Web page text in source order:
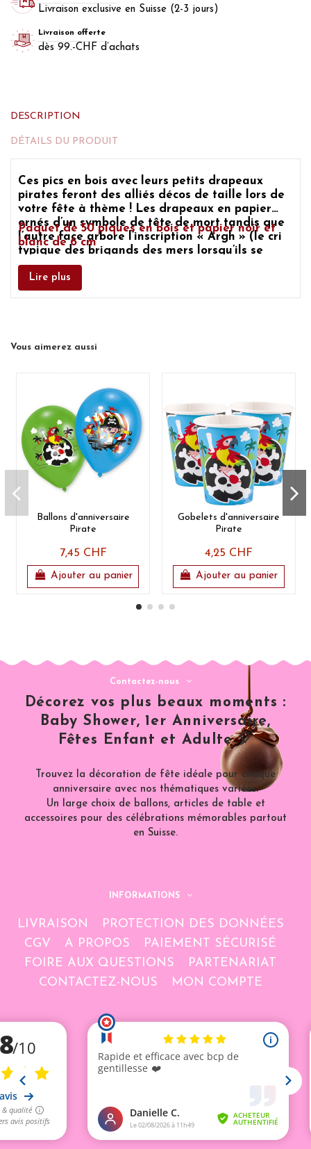
Livraison exclusive en Suisse (2-3 jours)
Livraison offerte
dès 99.-CHF d’achats
DESCRIPTION
DÉTAILS DU PRODUIT
Ces pics en bois avec leurs petits drapeaux
pirates feront des alliés décos de taille lors de
votre fête à thème ! Les drapeaux en papier
ornés d’un symbole de tête de mort tandis que
l’autre face arbore l’inscription « Argh » (le cri
typique des brigands des mers lorsqu’ils se
livrent bataille). Habillez
d'anniversaire ou votre soirée spéciale sur le
Thème Pirate
Paquet de 50 piques en bois et papier noir et
blanc de 6 cm
Lire plus
Vous aimerez aussi
Ballons d'anniversaire
Pirate
7,45 CHF
Ajouter au panier
Gobelets d'anniversaire
Pirate
4,25 CHF
Ajouter au panier
Contactez-nous
Décorez vos plus beaux moments :
Baby Shower, 1er Anniversaire,
Fêtes Enfant et Adulte 🎈
Trouvez la décoration de fête idéale pour chaque
anniversaire avec nos thématiques variées.
Un large choix de ballons, articles de table et
accessoires pour des célébrations mémorables partout
en Suisse.
INFORMATIONS
LIVRAISON
PROTECTION DES DONNÉES
CGV
A PROPOS
PAIEMENT SÉCURISÉ
FOIRE AUX QUESTIONS
PARTENARIAT
CONTACTEZ-NOUS
MON COMPTE